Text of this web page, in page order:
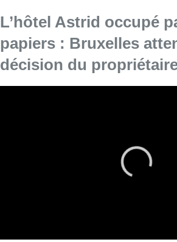
L’hôtel Astrid occupé
papiers : Bruxelles
décision du
la Ville de Bruxelles, les autorités
positionnement du propriétaire du
occupaient depuis juillet dernier une
réquisitionné le bâtiment qui devait